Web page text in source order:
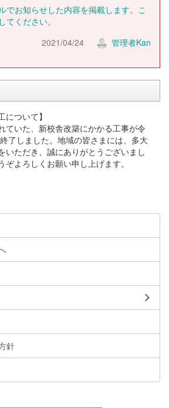
でお知らせした内容を掲載します。こ
ください。
2021/04/24
管理者Kan
について】
ていた、新校舎改築にかかる工事が令
了しました。地域の皆さまには、多大
いただき、誠にありがとうございまし
ぞよろしくお願い申し上げます。
針